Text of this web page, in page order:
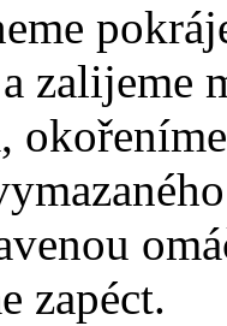
zalijeme
zapéct.